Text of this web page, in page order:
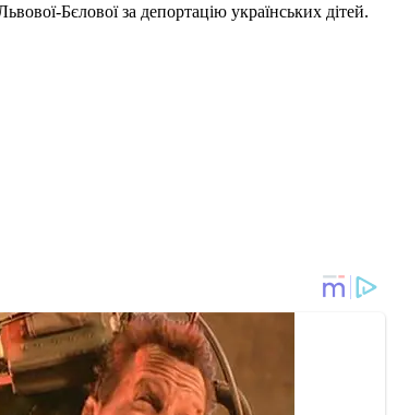
Бєлової за депортацію українських дітей.